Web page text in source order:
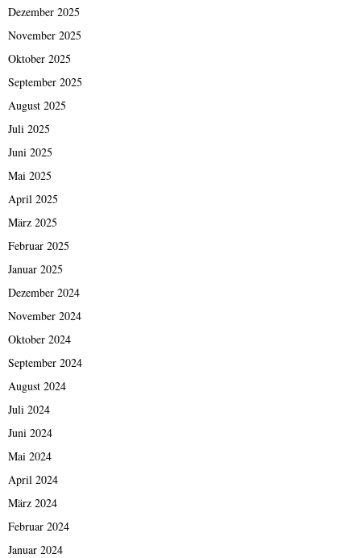
Dezember 2025
November 2025
Oktober 2025
September 2025
August 2025
Juli 2025
Juni 2025
Mai 2025
April 2025
März 2025
Februar 2025
Januar 2025
Dezember 2024
November 2024
Oktober 2024
September 2024
August 2024
Juli 2024
Juni 2024
Mai 2024
April 2024
März 2024
Februar 2024
Januar 2024